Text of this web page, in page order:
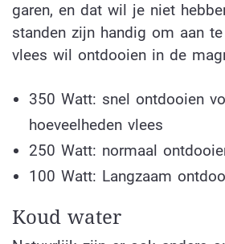
garen, en dat wil je niet
standen zijn handig om aan
vlees wil ontdooien in de
350 Watt: snel ontdooien
hoeveelheden vlees
250 Watt: normaal
100 Watt: Langzaam
Koud water